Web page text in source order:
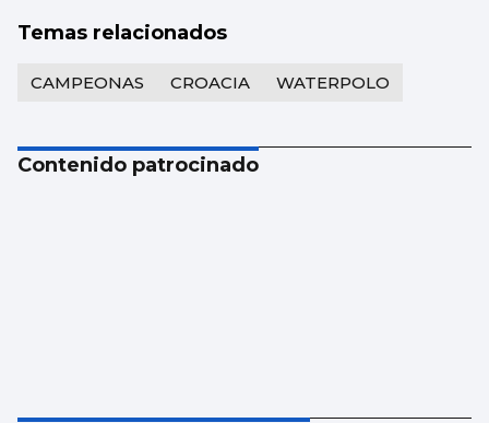
Temas relacionados
CAMPEONAS CROACIA WATERPOLO
Contenido patrocinado